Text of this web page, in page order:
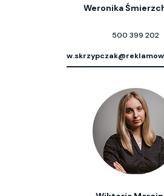
Weronika
500 399 202